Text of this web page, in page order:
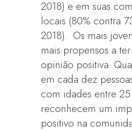
2018) e em suas
locais (80% contra
2018). Os mais
mais propensos a ter
opinião positiva.
em cada dez
com idades entre
reconhecem um
positivo na